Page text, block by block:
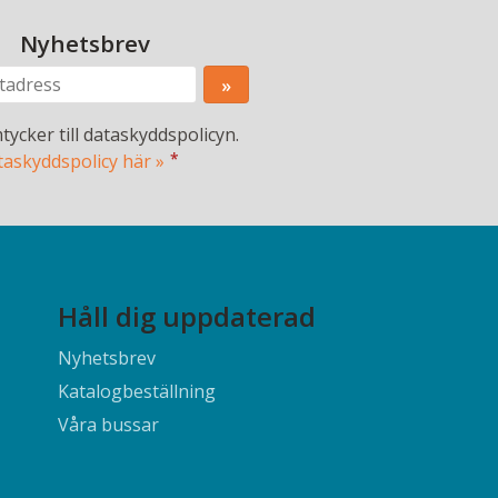
Nyhetsbrev
till dataskyddspolicyn.
här » *
Håll dig uppdaterad
Nyhetsbrev
Katalogbeställning
Våra bussar